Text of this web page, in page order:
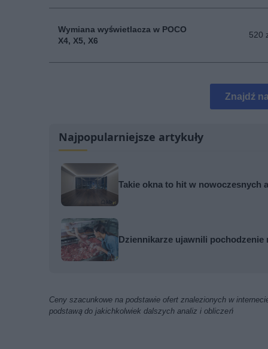
Wymiana wyświetlacza w POCO
X4, X5, X6
520
Znajdź
Najpopularniejsze artykuły
Takie okna to hit w nowoczesnych
Dziennikarze ujawnili pochodzenie
Ceny szacunkowe na podstawie ofert znalezionych w
podstawą do jakichkolwiek dalszych analiz i obliczeń